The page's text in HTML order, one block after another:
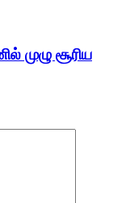
முழு சூரிய